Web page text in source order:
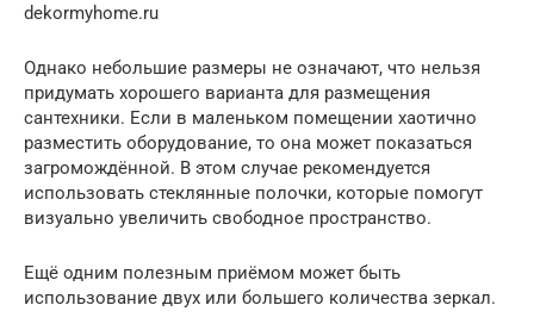
dekormyhome.ru
Однако небольшие размеры не означают, что нельзя
придумать хорошего варианта для размещения
сантехники. Если в маленьком помещении хаотично
разместить оборудование, то она может показаться
загромождённой. В этом случае рекомендуется
использовать стеклянные полочки, которые помогут
визуально увеличить свободное пространство.
Ещё одним полезным приёмом может быть
использование двух или большего количества зеркал.